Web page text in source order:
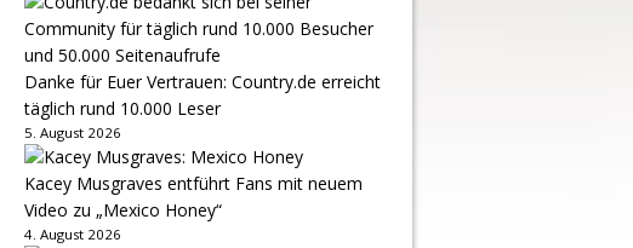
Danke für Euer Vertrauen: Country.de erreicht
täglich rund 10.000 Leser
5. August 2026
Kacey Musgraves entführt Fans mit neuem
Video zu „Mexico Honey“
4. August 2026